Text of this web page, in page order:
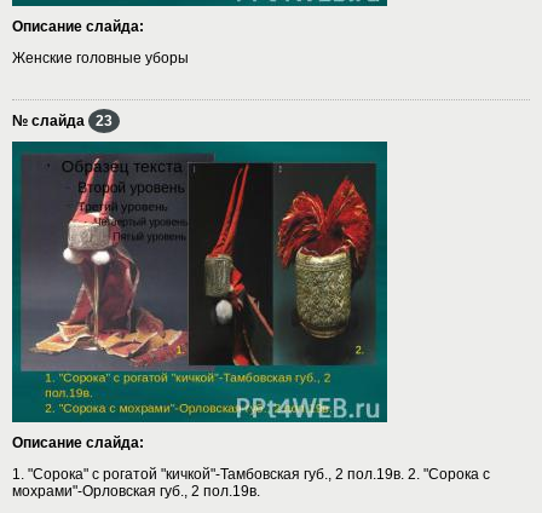
Описание слайда:
Женские головные уборы
№ слайда 23
Описание слайда:
1. "Сорока" с рогатой "кичкой"-Тамбовская губ., 2 пол.19в. 2. "Сорока с
мохрами"-Орловская губ., 2 пол.19в.